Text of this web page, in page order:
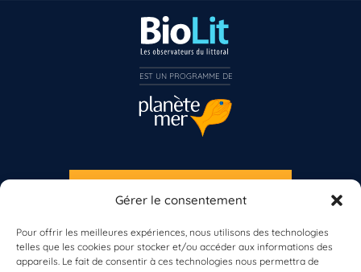
Gérer le consentement
Pour offrir les meilleures expériences, nous utilisons des technologies
telles que les cookies pour stocker et/ou accéder aux informations des
appareils. Le fait de consentir à ces technologies nous permettra de
S'INSCRIRE À LA NEWSLETTER
Vous n’êtes pas encore inscrit à Biolit ?
Inscrivez-vous dès maintenant